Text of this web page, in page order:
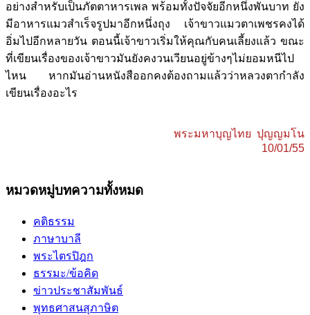
อย่างสำหรับเป็นภัตตาหารเพล พร้อมทั้งปัจจัยอีกหนึ่งพันบาท ยัง
มีอาหารแมวสำเร็จรูปมาอีกหนึ่งถุง เจ้าขาวแมวตาเพชรคงได้
อิ่มไปอีกหลายวัน ตอนนี้เจ้าขาวเริ่มให้คุณกับคนเลี้ยงแล้ว ขณะ
ที่เขียนเรื่องของเจ้าขาวมันยังคงวนเวียนอยู่ข้างๆไม่ยอมหนีไป
ไหน หากมันอ่านหนังสืออกคงต้องถามแล้วว่าหลวงตากำลัง
เขียนเรื่องอะไร
พระมหาบุญไทย ปุญญมโน
10/01/55
หมวดหมู่บทความทั้งหมด
คติธรรม
ภาษาบาลี
พระไตรปิฎก
ธรรมะ/ข้อคิด
ข่าวประชาสัมพันธ์
พุทธศาสนสุภาษิต